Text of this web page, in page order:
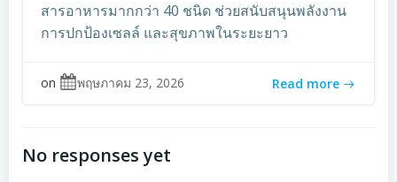
สารอาหารมากกว่า 40 ชนิด ช่วยสนับสนุนพลังงาน
การปกป้องเซลล์ และสุขภาพในระยะยาว
on พฤษภาคม 23, 2026 Read more
No responses yet